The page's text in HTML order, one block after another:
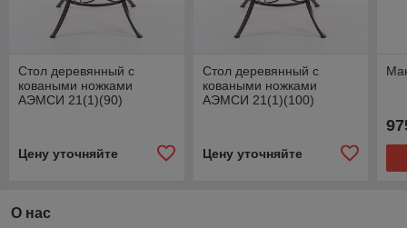
Стол деревянный с
коваными ножками
АЭМСИ 21(1)(90)
Цену уточняйте
Стол деревянный с
коваными ножками
АЭМСИ 21(1)(100)
Цену уточняйте
О нас